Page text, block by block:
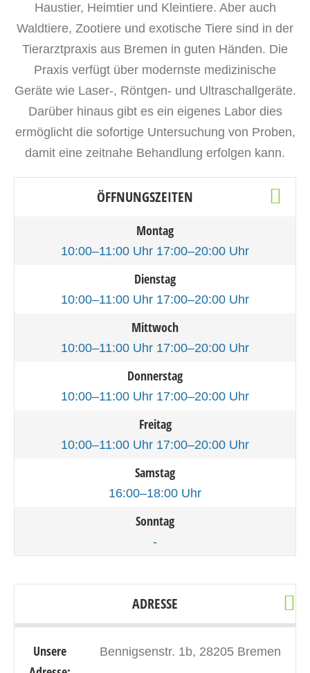
Haustier, Heimtier und Kleintiere. Aber auch
Waldtiere, Zootiere und exotische Tiere sind in der
Tierarztpraxis aus Bremen in guten Händen. Die
Praxis verfügt über modernste medizinische
Geräte wie Laser-, Röntgen- und Ultraschallgeräte.
Darüber hinaus gibt es ein eigenes Labor dies
ermöglicht die sofortige Untersuchung von Proben,
damit eine zeitnahe Behandlung erfolgen kann.
ÖFFNUNGSZEITEN
Montag
10:00–11:00 Uhr 17:00–20:00 Uhr
Dienstag
10:00–11:00 Uhr 17:00–20:00 Uhr
Mittwoch
10:00–11:00 Uhr 17:00–20:00 Uhr
Donnerstag
10:00–11:00 Uhr 17:00–20:00 Uhr
Freitag
10:00–11:00 Uhr 17:00–20:00 Uhr
Samstag
16:00–18:00 Uhr
Sonntag
-
ADRESSE
Unsere
Bennigsenstr. 1b, 28205 Bremen